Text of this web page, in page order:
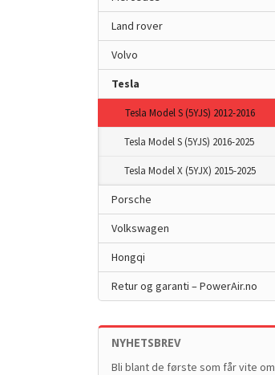
Land rover
Volvo
Tesla
Tesla Model S (5YJS) 2012-2016
Tesla Model S (5YJS) 2016-2025
Tesla Model X (5YJX) 2015-2025
Porsche
Volkswagen
Hongqi
Retur og garanti – PowerAir.no
NYHETSBREV
Bli blant de første som får vite om